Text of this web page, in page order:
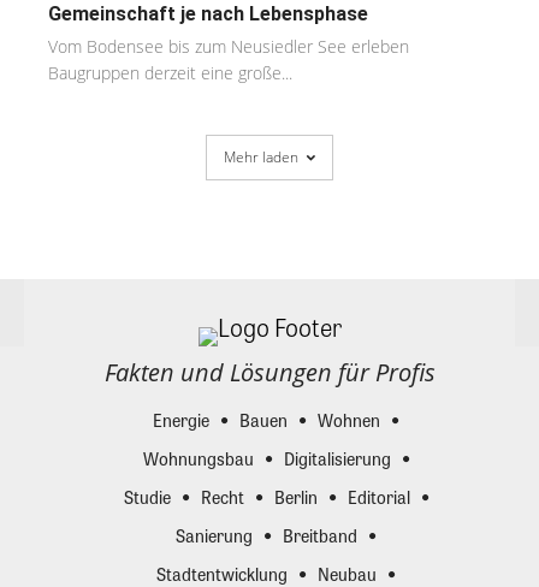
Gemeinschaft je nach Lebensphase
Vom Bodensee bis zum Neusiedler See erleben
Baugruppen derzeit eine große...
Mehr laden
Fakten und Lösungen für Profis
Energie Bauen
Wohnen
Wohnungsbau
Digitalisierung
Studie
Recht Berlin
Editorial
Sanierung
Breitband
Stadtentwicklung
Neubau